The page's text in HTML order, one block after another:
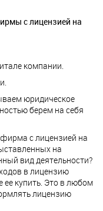
с лицензией на
компании.
юридическое
берем на себя
с лицензией на
на
вид деятельности?
в лицензию
купить. Это в любом
лицензию